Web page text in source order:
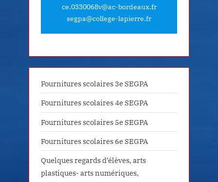
ce.0330068v@ac-bordeaux.fr
segpa@college-lapierre.fr
Fournitures scolaires 3e SEGPA
Fournitures scolaires 4e SEGPA
Fournitures scolaires 5e SEGPA
Fournitures scolaires 6e SEGPA
Quelques regards d’élèves, arts
plastiques- arts numériques,